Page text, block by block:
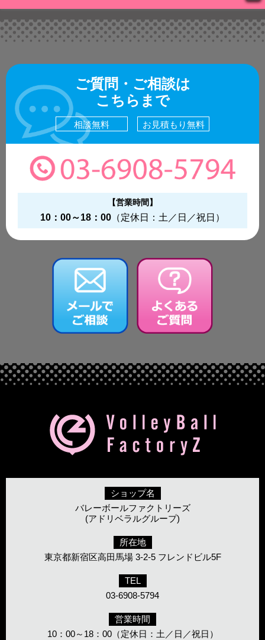
ご質問・ご相談は
こちらまで
相談無料 お見積もり無料
【営業時間】
10：00～18：00 （定休日：土／日／祝日）
ショップ名
バレーボールファクトリーズ
(アドリベラルグループ)
所在地
東京都新宿区高田馬場 3-2-5 フレンドビル5F
TEL
03-6908-5794
営業時間
10：00～18：00（定休日：土／日／祝日）